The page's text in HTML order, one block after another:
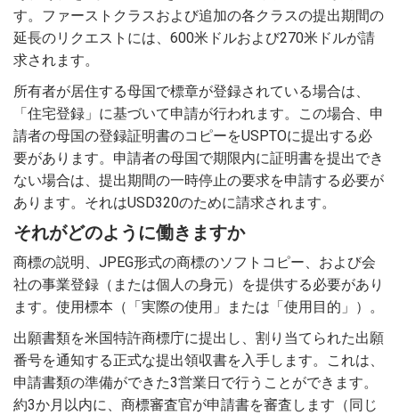
す。ファーストクラスおよび追加の各クラスの提出期間の
延長のリクエストには、600米ドルおよび270米ドルが請
求されます。
所有者が居住する母国で標章が登録されている場合は、
「住宅登録」に基づいて申請が行われます。この場合、申
請者の母国の登録証明書のコピーをUSPTOに提出する必
要があります。申請者の母国で期限内に証明書を提出でき
ない場合は、提出期間の一時停止の要求を申請する必要が
あります。それはUSD320のために請求されます。
それがどのように働きますか
商標の説明、JPEG形式の商標のソフトコピー、および会
社の事業登録（または個人の身元）を提供する必要があり
ます。使用標本（「実際の使用」または「使用目的」）。
出願書類を米国特許商標庁に提出し、割り当てられた出願
番号を通知する正式な提出領収書を入手します。これは、
申請書類の準備ができた3営業日で行うことができます。
約3か月以内に、商標審査官が申請書を審査します（同じ